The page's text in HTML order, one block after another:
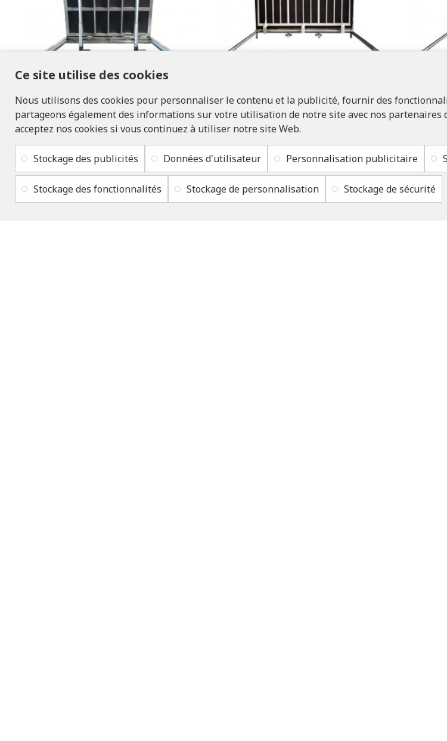
LUKONS
Porte d'accès en acier inoxydable 100
cm x 140 cm "H" pour sol intérieur et
extérieur
2 173,50€
LUKONS
Porte d'accès au sol en inox 70 cm x 190
cm "H" pour intérieur et extérieur
2 104,50€
LABELLIVRAISON GRATUITE
Ce site utilise des cookies
Nous utilisons des cookies pour personnaliser le contenu et la publicité, fournir des
partageons également des informations sur votre utilisation de notre site avec nos partenaires
acceptez nos cookies si vous continuez à utiliser notre site Web.
Stockage des publicités Données d'utilisateur Personnalisation publicitaire
Stockage des fonctionnalités Stockage de personnalisation Stockage de sécurité